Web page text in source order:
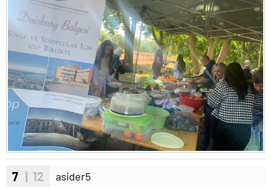
7 | 12 asider5